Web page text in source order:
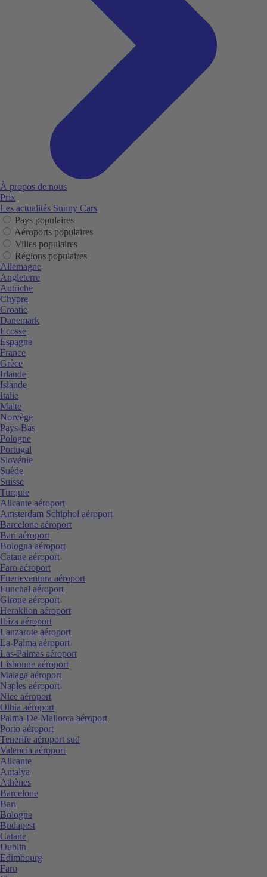
À propos de nous
Prix
Les actualités Sunny Cars
Pays populaires
Aéroports populaires
Villes populaires
Régions populaires
Allemagne
Angleterre
Autriche
Chypre
Croatie
Danemark
Ecosse
Espagne
France
Grèce
Irlande
Islande
Italie
Malte
Norvège
Pays-Bas
Pologne
Portugal
Slovénie
Suède
Suisse
Turquie
Alicante aéroport
Amsterdam Schiphol aéroport
Barcelone aéroport
Bari aéroport
Bologna aéroport
Catane aéroport
Faro aéroport
Fuerteventura aéroport
Funchal aéroport
Girone aéroport
Heraklion aéroport
Ibiza aéroport
Lanzarote aéroport
La-Palma aéroport
Las-Palmas aéroport
Lisbonne aéroport
Malaga aéroport
Naples aéroport
Nice aéroport
Olbia aéroport
Palma-De-Mallorca aéroport
Porto aéroport
Tenerife aéroport sud
Valencia aéroport
Alicante
Antalya
Athènes
Barcelone
Bari
Bologne
Budapest
Catane
Dublin
Edimbourg
Faro